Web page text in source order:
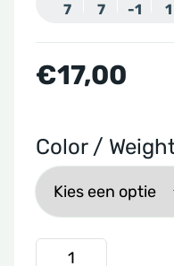
7 7 -1 1
€17,00
Color /
Latitude